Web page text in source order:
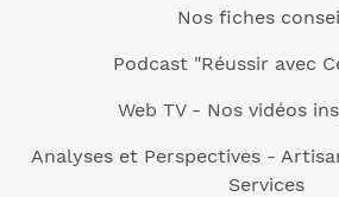
Nos fiches
Podcast "Réussir avec
Web TV - Nos vidéos
Analyses et Perspectives -
Services